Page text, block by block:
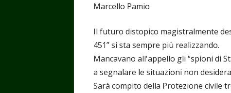
Marcello Pamio
Il futuro distopico magistralmente
451” si sta sempre più realizzando.
Mancavano all'appello gli “spioni di
a segnalare le situazioni non
Sarà compito della Protezione civile